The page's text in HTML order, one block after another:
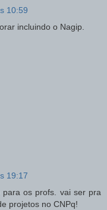
10:59
incluindo o Nagip.
19:17
os profs. vai ser pra
projetos no CNPq!